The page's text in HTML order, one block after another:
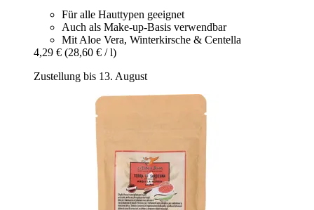
Für alle Hauttypen geeignet
Auch als Make-up-Basis verwendbar
Mit Aloe Vera, Winterkirsche & Centella
4,29 € (28,60 € / l)
Zustellung bis 13. August